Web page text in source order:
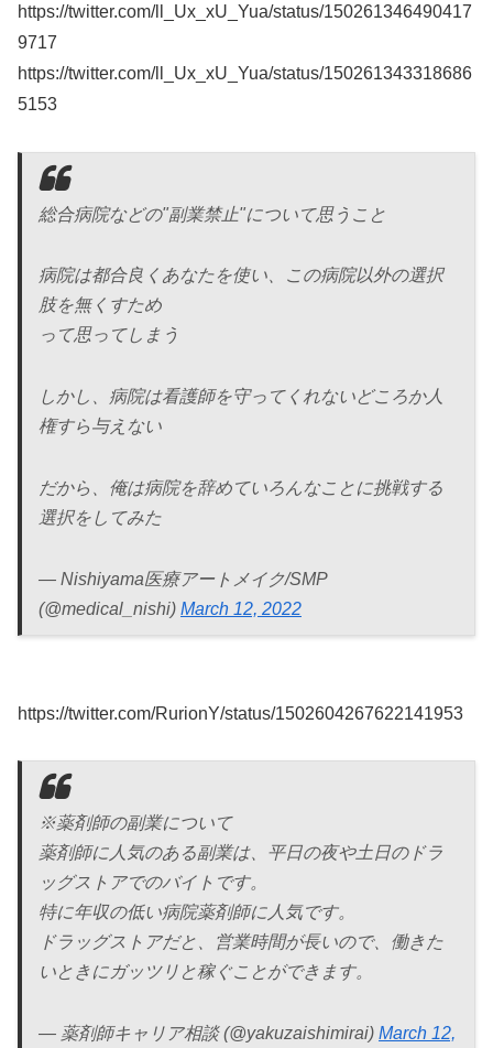
https://twitter.com/ll_Ux_xU_Yua/status/150261346490417
9717
https://twitter.com/ll_Ux_xU_Yua/status/150261343318686
5153
総合病院などの"副業禁止"について思うこと
病院は都合良くあなたを使い、この病院以外の選択
肢を無くすため
って思ってしまう
しかし、病院は看護師を守ってくれないどころか人
権すら与えない
だから、俺は病院を辞めていろんなことに挑戦する
選択をしてみた
— Nishiyama医療アートメイク/SMP
(@medical_nishi) March 12, 2022
https://twitter.com/RurionY/status/1502604267622141953
※薬剤師の副業について
薬剤師に人気のある副業は、平日の夜や土日のドラ
ッグストアでのバイトです。
特に年収の低い病院薬剤師に人気です。
ドラッグストアだと、営業時間が長いので、働きた
いときにガッツリと稼ぐことができます。
— 薬剤師キャリア相談 (@yakuzaishimirai) March 12,